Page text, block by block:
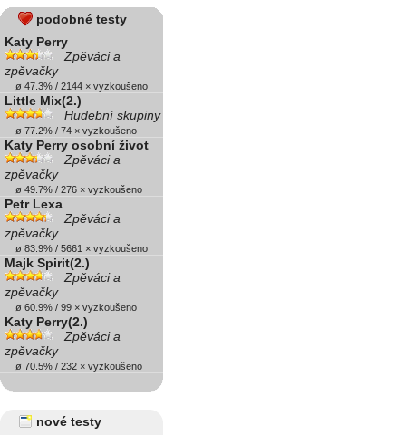
podobné testy
Katy Perry
Zpěváci a
zpěvačky
ø 47.3% / 2144 × vyzkoušeno
Little Mix(2.)
Hudební skupiny
ø 77.2% / 74 × vyzkoušeno
Katy Perry osobní život
Zpěváci a
zpěvačky
ø 49.7% / 276 × vyzkoušeno
Petr Lexa
Zpěváci a
zpěvačky
ø 83.9% / 5661 × vyzkoušeno
Majk Spirit(2.)
Zpěváci a
zpěvačky
ø 60.9% / 99 × vyzkoušeno
Katy Perry(2.)
Zpěváci a
zpěvačky
ø 70.5% / 232 × vyzkoušeno
nové testy